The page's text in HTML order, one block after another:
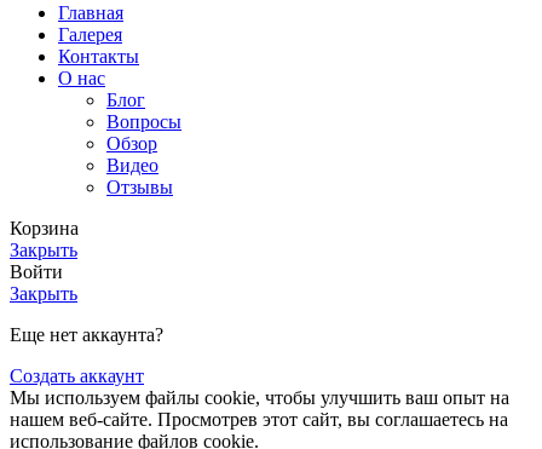
Главная
Галерея
Контакты
О нас
Блог
Вопросы
Обзор
Видео
Отзывы
Корзина
Закрыть
Войти
Закрыть
Еще нет аккаунта?
Создать аккаунт
Мы используем файлы cookie, чтобы улучшить ваш опыт на
нашем веб-сайте. Просмотрев этот сайт, вы соглашаетесь на
использование файлов cookie.